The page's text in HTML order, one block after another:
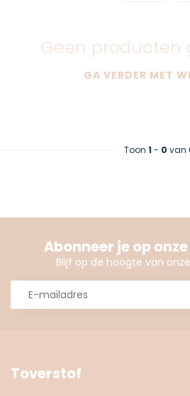
Geen producten
GA VERDER MET
Toon 1 - 0 van
Abonneer je op
Blijf op de hoogte van
Toverstof